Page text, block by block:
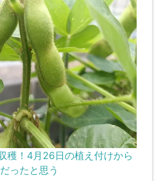
穫！4月26日の植え付けから
ったと思う